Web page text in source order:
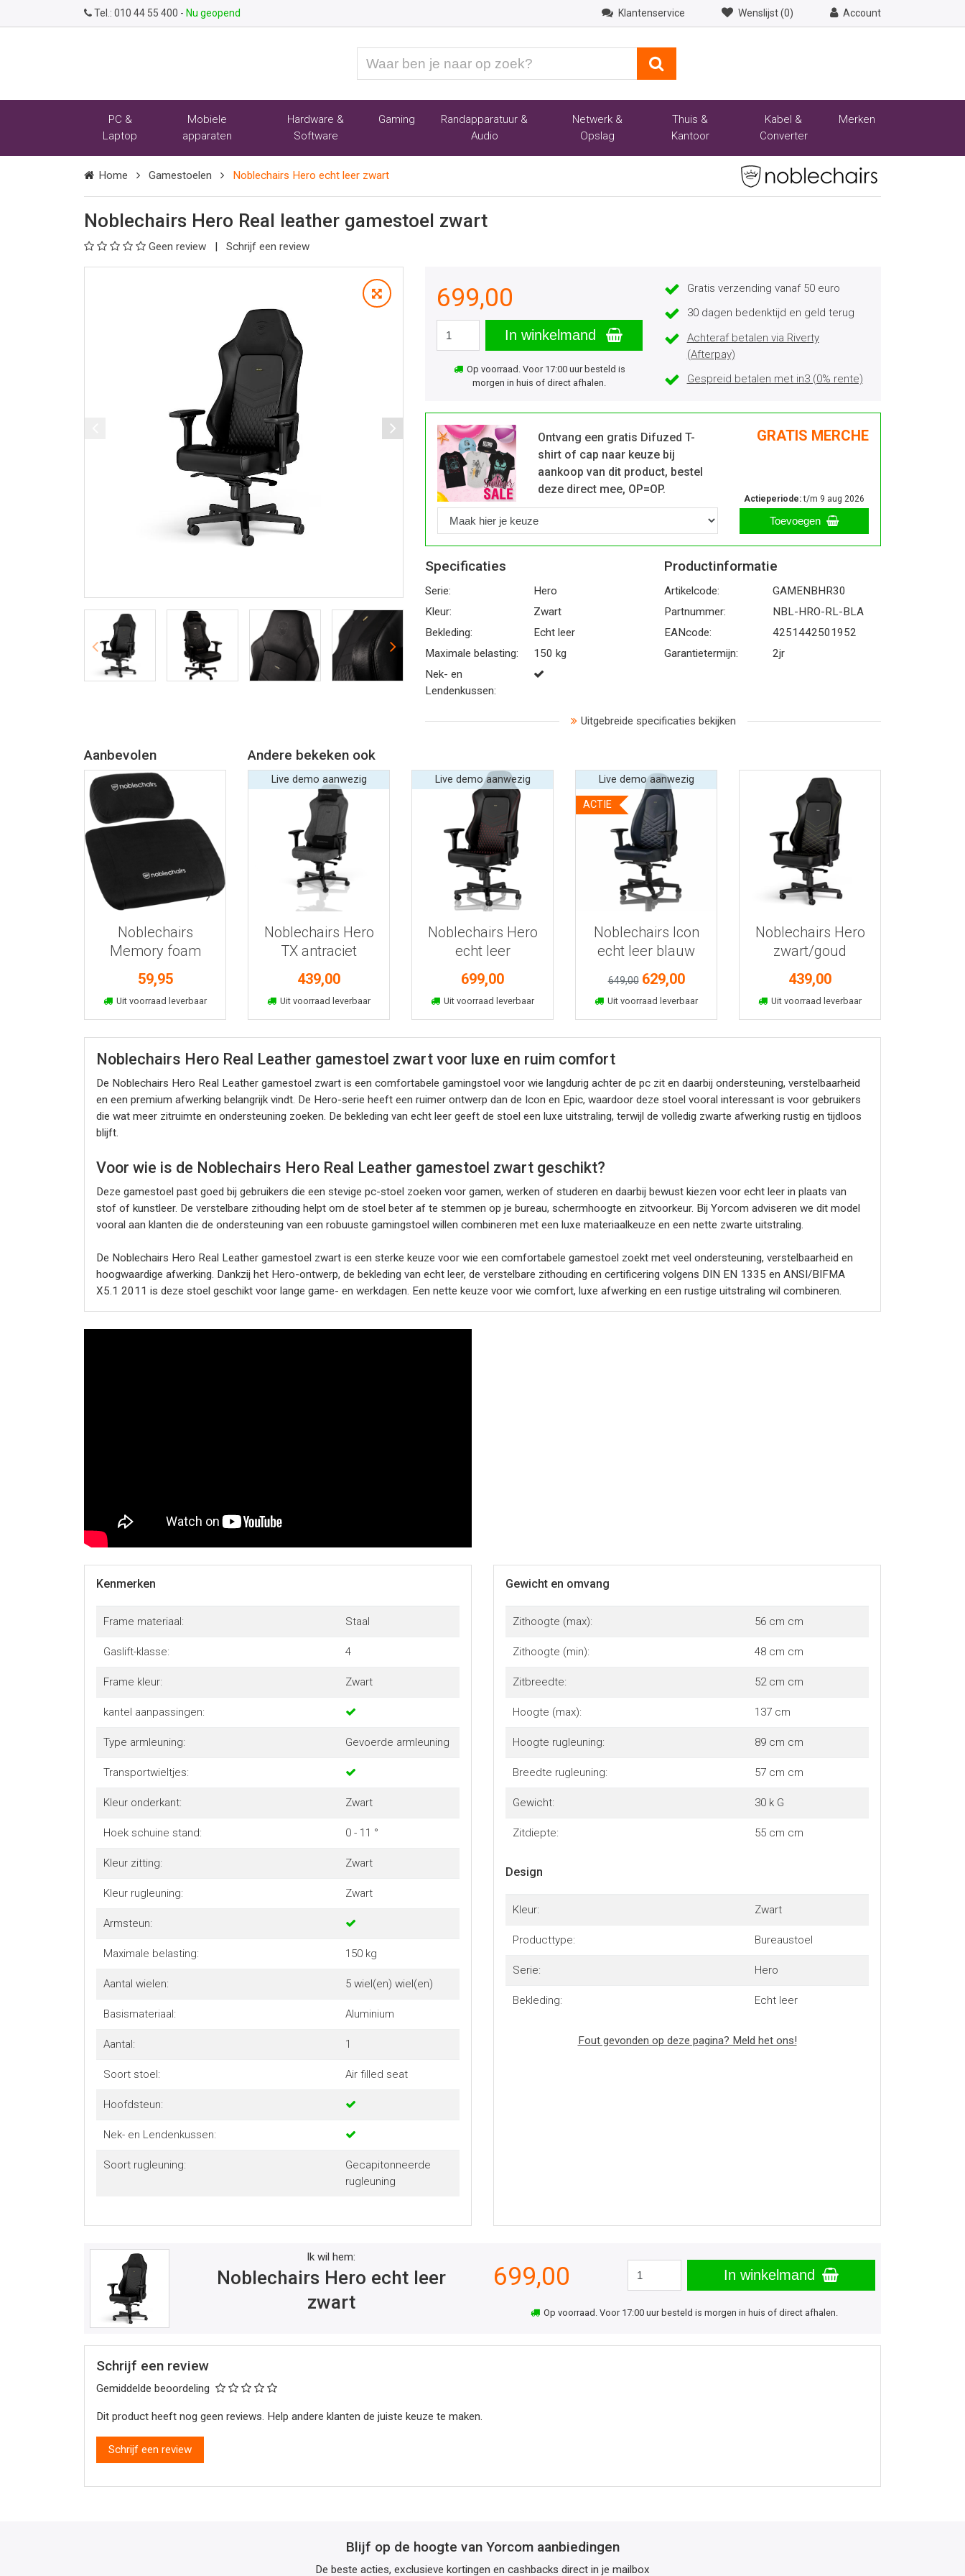
Tel.: 010 44 55 400 - Nu geopend Klantenservice Wenslijst (0) Account
ben
naar
PC &
Laptop
Mobiele
apparaten
Hardware &
Software
Gaming
Randapparatuur &
Audio
Netwerk &
Opslag
Thuis &
Kantoor
Kabel &
Converter
Merken
Home Gamestoelen Noblechairs Hero echt leer zwart
Noblechairs Hero Real leather gamestoel zwart
Geen review Schrijf een review
699,00
In winkelmand
Op voorraad. Voor 17:00 uur besteld is
morgen in huis of direct afhalen.
Gratis verzending vanaf 50 euro
30 dagen bedenktijd en geld terug
Achteraf betalen via Riverty
(Afterpay)
Gespreid betalen met in3 (0% rente)
Ontvang een gratis Difuzed T-
shirt of cap naar keuze bij
aankoop van dit product, bestel
deze direct mee, OP=OP.
GRATIS MERCHE
Actieperiode:t/m 9 aug 2026
Toevoegen
Specificaties
Serie:
Hero
Kleur:
Zwart
Bekleding:
Echt leer
Maximale belasting:
150 kg
Nek- en
Lendenkussen:
Productinformatie
Artikelcode:
GAMENBHR30
Partnummer:
NBL-HRO-RL-BLA
EANcode:
4251442501952
Garantietermijn:
2jr
Uitgebreide specificaties bekijken
Aanbevolen
Noblechairs
Memory foam
kussenset
59,95
Uit voorraad leverbaar
In winkelmand
Andere bekeken ook
Bekijk meer informatie
Noblechairs Hero
TX antraciet
439,00
Uit voorraad leverbaar
In winkelmand
Live demo aanwezig
Bekijk meer informatie
Noblechairs Hero
echt leer
zwart/rood
699,00
Uit voorraad leverbaar
In winkelmand
Live demo aanwezig
Bekijk meer informatie
Noblechairs Icon
echt leer blauw
649,00 629,00
Uit voorraad leverbaar
In winkelmand
ACTIE
Live demo aanwezig
Bekijk meer informatie
Noblechairs Hero
zwart/goud
439,00
Uit voorraad leverbaar
In winkelmand
Noblechairs Hero Real Leather gamestoel zwart voor luxe en ruim comfort
De Noblechairs Hero Real Leather gamestoel zwart is een comfortabele gamingstoel voor wie langdurig achter de pc zit en daarbij ondersteuning, verstelbaarheid
en een premium afwerking belangrijk vindt. De Hero-serie heeft een ruimer ontwerp dan de Icon en Epic, waardoor deze stoel vooral interessant is voor gebruikers
die wat meer zitruimte en ondersteuning zoeken. De bekleding van echt leer geeft de stoel een luxe uitstraling, terwijl de volledig zwarte afwerking rustig en tijdloos
blijft.
Voor wie is de Noblechairs Hero Real Leather gamestoel zwart geschikt?
Deze gamestoel past goed bij gebruikers die een stevige pc-stoel zoeken voor gamen, werken of studeren en daarbij bewust kiezen voor echt leer in plaats van
stof of kunstleer. De verstelbare zithouding helpt om de stoel beter af te stemmen op je bureau, schermhoogte en zitvoorkeur. Bij Yorcom adviseren we dit model
vooral aan klanten die de ondersteuning van een robuuste gamingstoel willen combineren met een luxe materiaalkeuze en een nette zwarte uitstraling.
De Noblechairs Hero Real Leather gamestoel zwart is een sterke keuze voor wie een comfortabele gamestoel zoekt met veel ondersteuning, verstelbaarheid en
hoogwaardige afwerking. Dankzij het Hero-ontwerp, de bekleding van echt leer, de verstelbare zithouding en certificering volgens DIN EN 1335 en ANSI/BIFMA
X5.1 2011 is deze stoel geschikt voor lange game- en werkdagen. Een nette keuze voor wie comfort, luxe afwerking en een rustige uitstraling wil combineren.
Kenmerken
Frame materiaal: Staal
Gaslift-klasse: 4
Frame kleur: Zwart
kantel aanpassingen:
Type armleuning: Gevoerde armleuning
Transportwieltjes:
Kleur onderkant: Zwart
Hoek schuine stand: 0 - 11 °
Kleur zitting: Zwart
Kleur rugleuning: Zwart
Armsteun:
Maximale belasting: 150 kg
Aantal wielen: 5 wiel(en) wiel(en)
Basismateriaal: Aluminium
Aantal: 1
Soort stoel: Air filled seat
Hoofdsteun:
Nek- en Lendenkussen:
Soort rugleuning:
Gecapitonneerde
rugleuning
Gewicht en omvang
Zithoogte (max): 56 cm cm
Zithoogte (min): 48 cm cm
Zitbreedte: 52 cm cm
Hoogte (max): 137 cm
Hoogte rugleuning: 89 cm cm
Breedte rugleuning: 57 cm cm
Gewicht: 30 k G
Zitdiepte: 55 cm cm
Design
Kleur: Zwart
Producttype: Bureaustoel
Serie: Hero
Bekleding: Echt leer
Fout gevonden op deze pagina? Meld het ons!
Ik wil hem:
Noblechairs Hero echt leer
zwart
699,00 In winkelmand
Op voorraad. Voor 17:00 uur besteld is morgen in huis of direct afhalen.
Schrijf een review
Gemiddelde beoordeling
Dit product heeft nog geen reviews. Help andere klanten de juiste keuze te maken.
Schrijf een review
Blijf op de hoogte van Yorcom aanbiedingen
De beste acties, exclusieve kortingen en cashbacks direct in je mailbox